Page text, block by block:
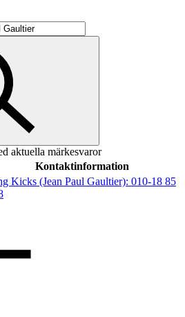
aktuella märkesvaror
Kontaktinformation
Kicks (Jean Paul Gaultier): 010-18 85